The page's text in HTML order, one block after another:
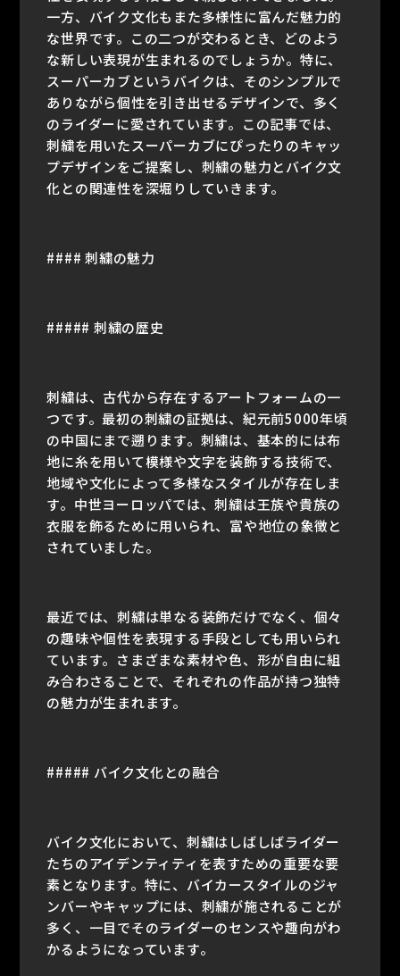
一方、バイク文化もまた多様性に富んだ魅力的
な世界です。この二つが交わるとき、どのよう
な新しい表現が生まれるのでしょうか。特に、
スーパーカブというバイクは、そのシンプルで
ありながら個性を引き出せるデザインで、多く
のライダーに愛されています。この記事では、
刺繍を用いたスーパーカブにぴったりのキャッ
プデザインをご提案し、刺繍の魅力とバイク文
化との関連性を深堀りしていきます。
#### 刺繍の魅力
##### 刺繍の歴史
刺繍は、古代から存在するアートフォームの一
つです。最初の刺繍の証拠は、紀元前5000年頃
の中国にまで遡ります。刺繍は、基本的には布
地に糸を用いて模様や文字を装飾する技術で、
地域や文化によって多様なスタイルが存在しま
す。中世ヨーロッパでは、刺繍は王族や貴族の
衣服を飾るために用いられ、富や地位の象徴と
されていました。
最近では、刺繍は単なる装飾だけでなく、個々
の趣味や個性を表現する手段としても用いられ
ています。さまざまな素材や色、形が自由に組
み合わさることで、それぞれの作品が持つ独特
の魅力が生まれます。
##### バイク文化との融合
バイク文化において、刺繍はしばしばライダー
たちのアイデンティティを表すための重要な要
素となります。特に、バイカースタイルのジャ
ンバーやキャップには、刺繍が施されることが
多く、一目でそのライダーのセンスや趣向がわ
かるようになっています。